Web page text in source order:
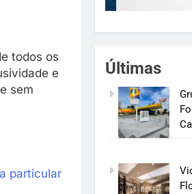
todos os
e
sem
particular
Últimas